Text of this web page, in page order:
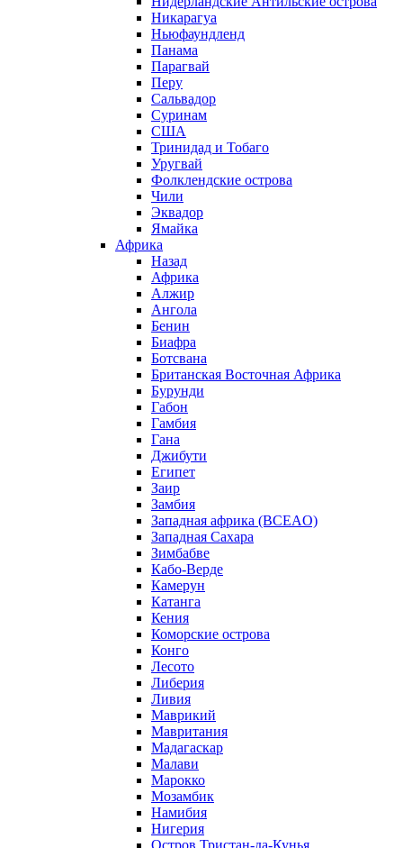
Никарагуа
Ньюфаундленд
Панама
Парагвай
Перу
Сальвадор
Суринам
США
Тринидад и Тобаго
Уругвай
Фолклендские острова
Чили
Эквадор
Ямайка
Африка
Назад
Африка
Алжир
Ангола
Бенин
Биафра
Ботсвана
Британская Восточная Африка
Бурунди
Габон
Гамбия
Гана
Джибути
Египет
Заир
Замбия
Западная африка (BCEAO)
Западная Сахара
Зимбабве
Кабо-Верде
Камерун
Катанга
Кения
Коморские острова
Конго
Лесото
Либерия
Ливия
Маврикий
Мавритания
Мадагаскар
Малави
Марокко
Мозамбик
Намибия
Нигерия
Остров Тристан-да-Кунья